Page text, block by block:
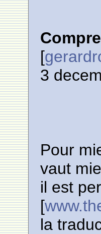
[
3
Pour
vaut
il est
[
la